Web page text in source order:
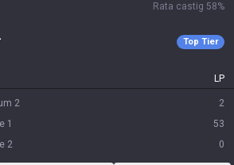
Rata castig 58%
Top Tier
LP
2 2
1 53
2 0